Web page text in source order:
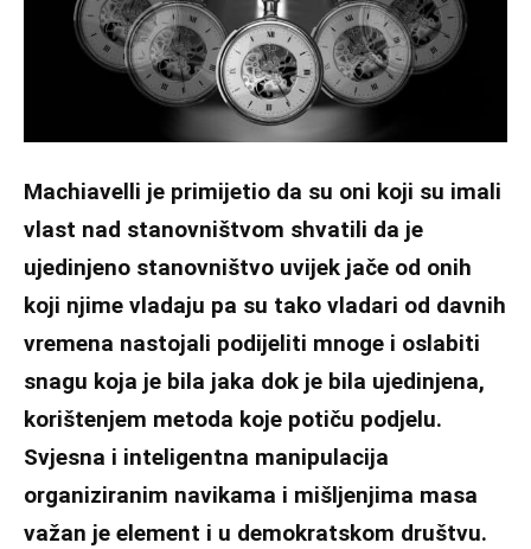
Machiavelli je primijetio da su oni koji su imali
vlast nad stanovništvom shvatili da je
ujedinjeno stanovništvo uvijek jače od onih
koji njime vladaju pa su tako vladari od davnih
vremena nastojali podijeliti mnoge i oslabiti
snagu koja je bila jaka dok je bila ujedinjena,
korištenjem metoda koje potiču podjelu.
Svjesna i inteligentna manipulacija
organiziranim navikama i mišljenjima masa
važan je element i u demokratskom društvu.